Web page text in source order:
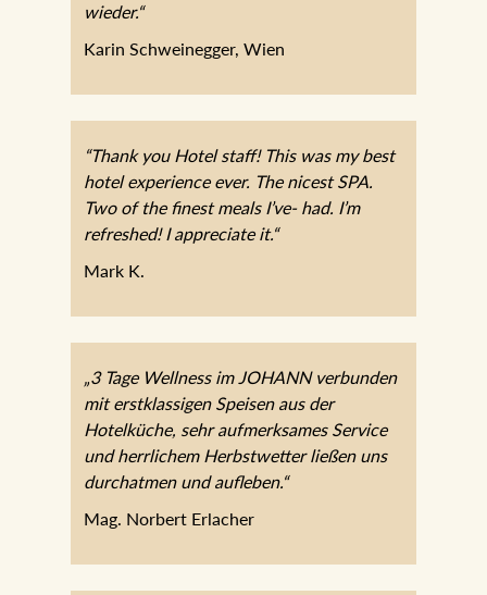
wieder.“
Karin Schweinegger, Wien
“Thank you Hotel staff! This was my best
hotel experience ever. The nicest SPA.
Two of the finest meals I’ve- had. I’m
refreshed! I appreciate it.“
Mark K.
„3 Tage Wellness im JOHANN
verbunden mit erstklassigen Speisen aus
der Hotelküche, sehr aufmerksames
Mag. Norbert Erlacher